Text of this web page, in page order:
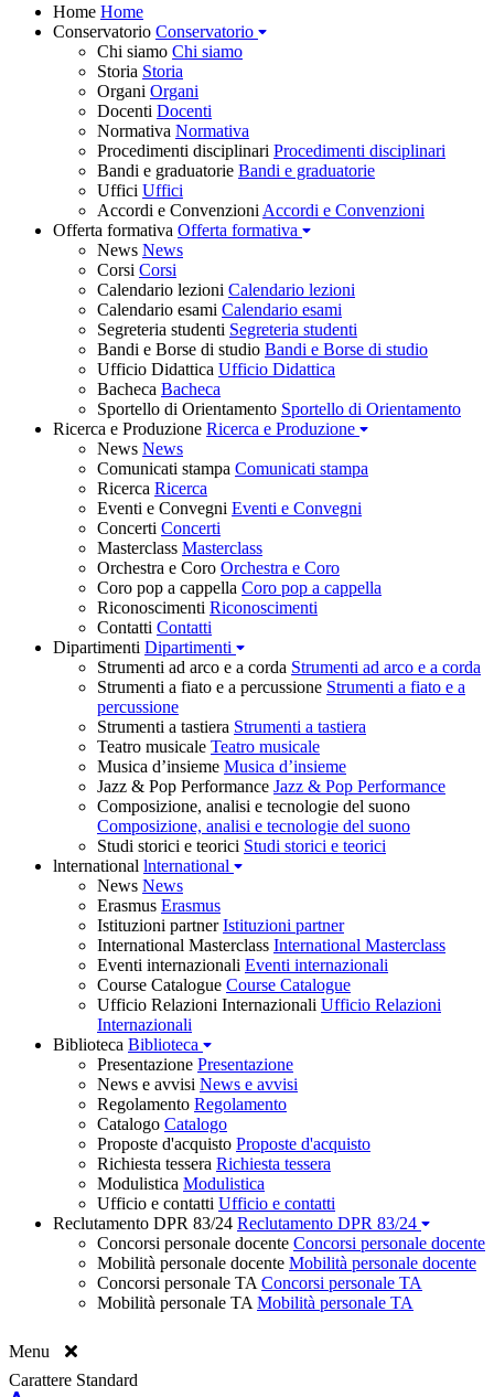
Home Home
Conservatorio Conservatorio
Chi siamo Chi siamo
Storia Storia
Organi Organi
Docenti Docenti
Normativa Normativa
Procedimenti disciplinari Procedimenti disciplinari
Bandi e graduatorie Bandi e graduatorie
Uffici Uffici
Accordi e Convenzioni Accordi e Convenzioni
Offerta formativa Offerta formativa
News News
Corsi Corsi
Calendario lezioni Calendario lezioni
Calendario esami Calendario esami
Segreteria studenti Segreteria studenti
Bandi e Borse di studio Bandi e Borse di studio
Ufficio Didattica Ufficio Didattica
Bacheca Bacheca
Sportello di Orientamento Sportello di Orientamento
Ricerca e Produzione Ricerca e Produzione
News News
Comunicati stampa Comunicati stampa
Ricerca Ricerca
Eventi e Convegni Eventi e Convegni
Concerti Concerti
Masterclass Masterclass
Orchestra e Coro Orchestra e Coro
Coro pop a cappella Coro pop a cappella
Riconoscimenti Riconoscimenti
Contatti Contatti
Dipartimenti Dipartimenti
Strumenti ad arco e a corda Strumenti ad arco e a corda
Strumenti a fiato e a percussione Strumenti a fiato e a
percussione
Strumenti a tastiera Strumenti a tastiera
Teatro musicale Teatro musicale
Musica d’insieme Musica d’insieme
Jazz & Pop Performance Jazz & Pop Performance
Composizione, analisi e tecnologie del suono
Composizione, analisi e tecnologie del suono
Studi storici e teorici Studi storici e teorici
lnternational lnternational
News News
Erasmus Erasmus
Istituzioni partner Istituzioni partner
International Masterclass International Masterclass
Eventi internazionali Eventi internazionali
Course Catalogue Course Catalogue
Ufficio Relazioni Internazionali Ufficio Relazioni
Internazionali
Biblioteca Biblioteca
Presentazione Presentazione
News e avvisi News e avvisi
Regolamento Regolamento
Catalogo Catalogo
Proposte d'acquisto Proposte d'acquisto
Richiesta tessera Richiesta tessera
Modulistica Modulistica
Ufficio e contatti Ufficio e contatti
Reclutamento DPR 83/24 Reclutamento DPR 83/24
Concorsi personale docente Concorsi personale docente
Mobilità personale docente Mobilità personale docente
Concorsi personale TA Concorsi personale TA
Mobilità personale TA Mobilità personale TA
Menu
Carattere Standard